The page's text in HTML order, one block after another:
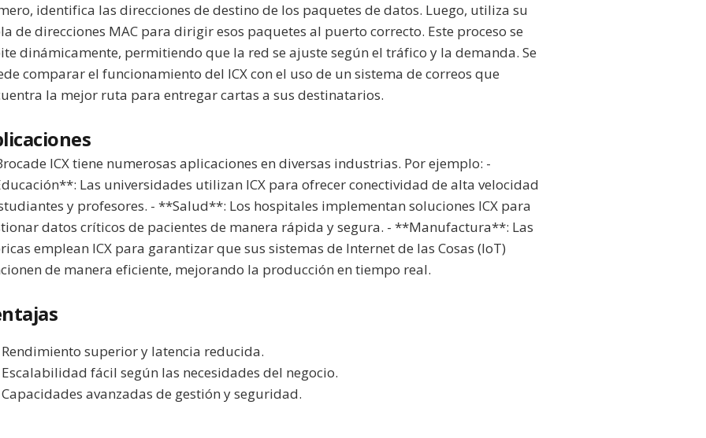
identifica las direcciones de destino de los paquetes de datos. Luego, utiliza su
de direcciones MAC para dirigir esos paquetes al puerto correcto. Este proceso se
dinámicamente, permitiendo que la red se ajuste según el tráfico y la demanda. Se
comparar el funcionamiento del ICX con el uso de un sistema de correos que
la mejor ruta para entregar cartas a sus destinatarios.
ICX tiene numerosas aplicaciones en diversas industrias. Por ejemplo: -
Las universidades utilizan ICX para ofrecer conectividad de alta velocidad
y profesores. - **Salud**: Los hospitales implementan soluciones ICX para
datos críticos de pacientes de manera rápida y segura. - **Manufactura**: Las
emplean ICX para garantizar que sus sistemas de Internet de las Cosas (IoT)
de manera eficiente, mejorando la producción en tiempo real.
Rendimiento superior y latencia reducida.
Escalabilidad fácil según las necesidades del negocio.
Capacidades avanzadas de gestión y seguridad.